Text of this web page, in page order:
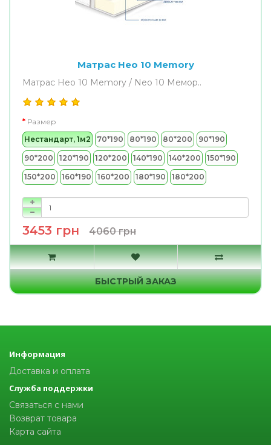
Матрас Нео 10 Memory
Матрас Нео 10 Memory / Neo 10 Мемор..
Размер
Нестандарт, 1м2
70*190 80*190 80*200 90*190
90*200 120*190 120*200 140*190 140*200 150*190
150*200 160*190 160*200 180*190 180*200
3453 грн 4060 грн
БЫСТРЫЙ ЗАКАЗ
Информация
Доставка и оплата
Служба поддержки
Связаться с нами
Возврат товара
Карта сайта